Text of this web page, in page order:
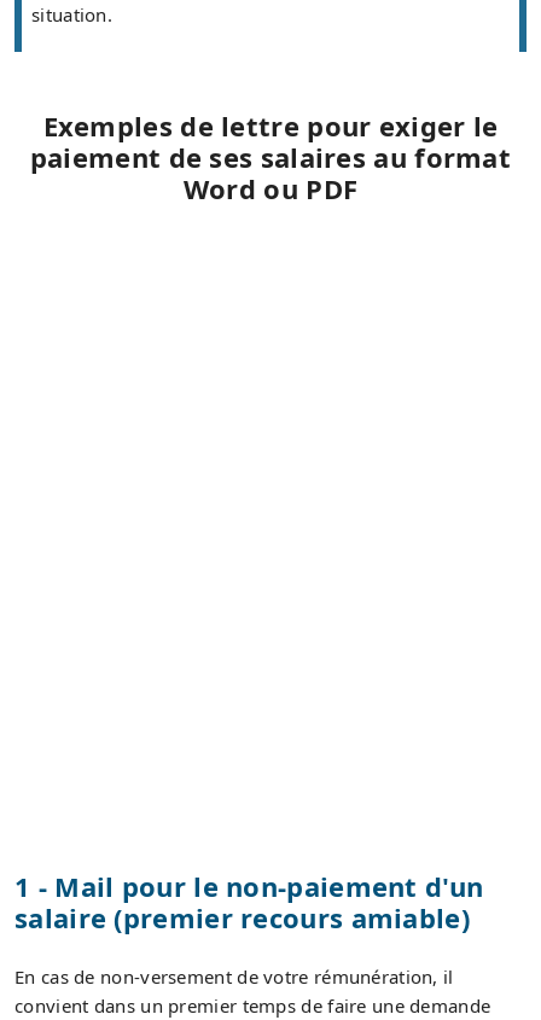
situation.
Exemples de lettre pour exiger le
paiement de ses salaires au format
Word ou PDF
1 - Mail pour le non-paiement d'un
salaire (premier recours amiable)
En cas de non-versement de votre rémunération, il
convient dans un premier temps de faire une demande